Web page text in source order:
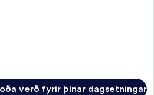
verð fyrir þínar dagsetningar